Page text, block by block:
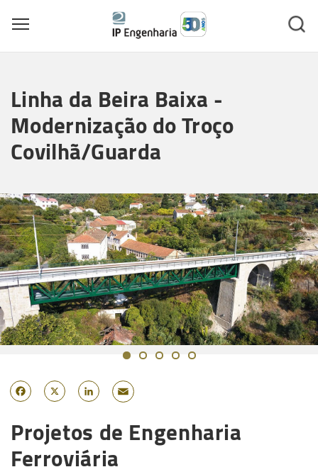
main
content
Toggle main menu visibility
Linha da Beira Baixa -
Modernização do Troço
Covilhã/Guarda
Facebook
X LinkedIn
Projetos de Engenharia
Ferroviária